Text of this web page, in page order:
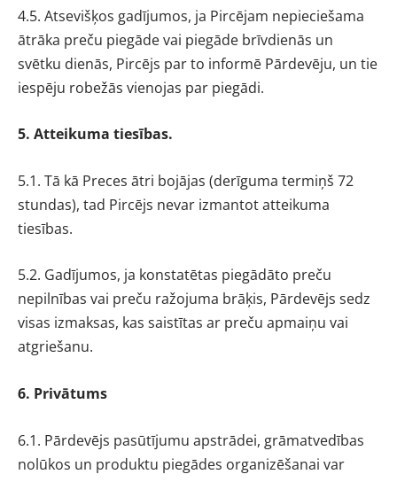
4.5. Atsevišķos gadījumos, ja Pircējam nepieciešama
ātrāka preču piegāde vai piegāde brīvdienās un
svētku dienās, Pircējs par to informē Pārdevēju, un tie
iespēju robežās vienojas par piegādi.
5. Atteikuma tiesības.
5.1. Tā kā Preces ātri bojājas (derīguma termiņš 72
stundas), tad Pircējs nevar izmantot atteikuma
tiesības.
5.2. Gadījumos, ja konstatētas piegādāto preču
nepilnības vai preču ražojuma brāķis, Pārdevējs sedz
visas izmaksas, kas saistītas ar preču apmaiņu vai
atgriešanu.
6. Privātums
6.1. Pārdevējs pasūtījumu apstrādei, grāmatvedības
nolūkos un produktu piegādes organizēšanai var